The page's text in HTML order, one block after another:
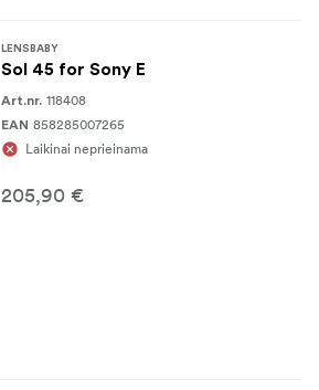
LENSBABY
Sol 45 for Sony E
Art.nr. 118408
EAN 858285007265
Laikinai neprieinama
205,90 €